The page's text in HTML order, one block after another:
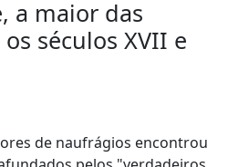
a maior das
séculos XVII e
de naufrágios encontrou